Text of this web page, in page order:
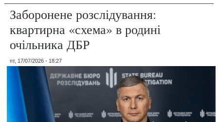
Заборонене розслідування:
квартирна «схема» в родині
очільника ДБР
пт, 17/07/2026 - 18:27